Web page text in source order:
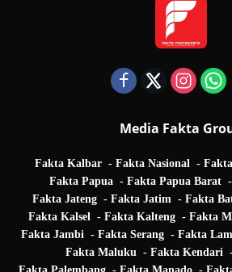
Media Fakta
Fakta Kalbar Fakta Nasional
Fakta Papua
Fakta Papua Barat
Fakta Jateng
Fakta Jatim Fakta
Fakta Kalsel
Fakta Kalteng Fakta
Fakta Jambi
Fakta Serang Fakta
Fakta Maluku
Fakta Kendari